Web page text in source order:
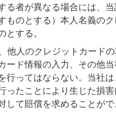
る者が異なる場合には、
ものとする）本人名義の
とする。
他人のクレジットカード
ード情報の入力、その他
行ってはならない。当社
ったことにより生じた損
して賠償を求めることが